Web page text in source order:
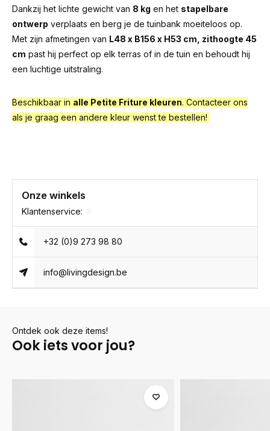
Dankzij het lichte gewicht van 8 kg en het stapelbare
ontwerp verplaats en berg je de tuinbank moeiteloos op.
Met zijn afmetingen van L48 x B156 x H53 cm, zithoogte 45
cm past hij perfect op elkterras of in detuin en behoudt hij
een luchtige uitstraling.
Beschikbaar in alle Petite Friture kleuren. Contacteer ons
als je graag een andere kleur wenst te bestellen!
Onze winkels
Klantenservice:
+32 (0)9 273 98 80
info@livingdesign.be
Ontdek ook deze items!
Ook iets voor jou?